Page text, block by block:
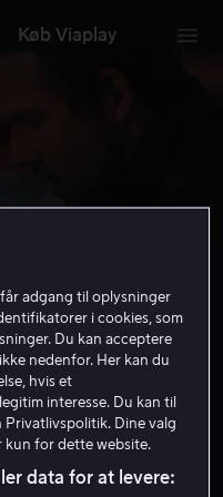
Køb Viaplay
min
15 år
adgang til oplysninger
i cookies, som
Du kan acceptere
nedenfor. Her kan du
hvis et
interesse. Du kan til
Dine valg
kun for dette website.
data for at levere: